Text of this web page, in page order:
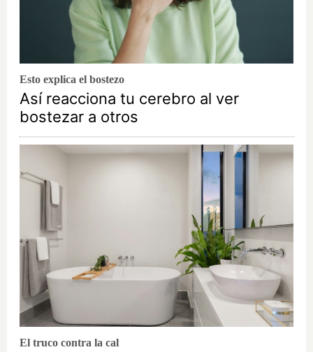
Esto explica el bostezo
Así reacciona tu cerebro al ver
bostezar a otros
El truco contra la cal